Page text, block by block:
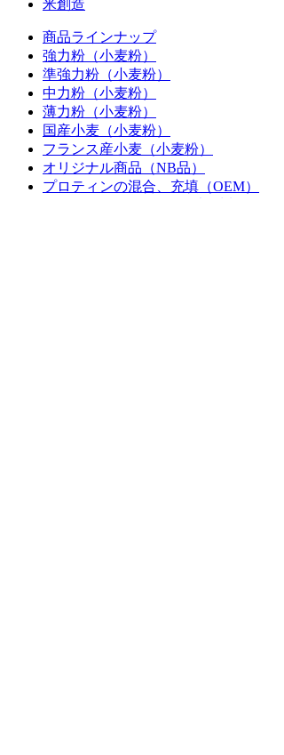
米創造
商品ラインナップ
強力粉（小麦粉）
準強力粉（小麦粉）
中力粉（小麦粉）
薄力粉（小麦粉）
国産小麦（小麦粉）
フランス産小麦（小麦粉）
オリジナル商品（NB品）
プロティンの混合、充填（OEM）